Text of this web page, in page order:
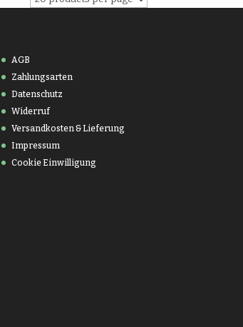
AGB
Zahlungsarten
Datenschutz
Widerruf
Versandkosten & Lieferung
Impressum
Cookie Einwilligung